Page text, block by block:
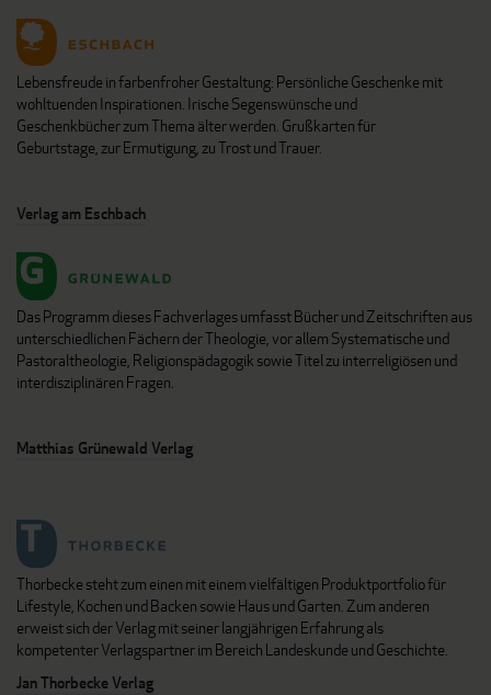
Lebensfreude in farbenfroher Gestaltung: Persönliche Geschenke mit
wohltuenden Inspirationen. Irische Segenswünsche und
Geschenkbücher zum Thema älter werden. Grußkarten für
Geburtstage, zur Ermutigung, zu Trost und Trauer.
Verlag am Eschbach
Das Programm dieses Fachverlages umfasst Bücher und Zeitschriften aus
unterschiedlichen Fächern der Theologie, vor allem Systematische und
Pastoraltheologie, Religionspädagogik sowie Titel zu interreligiösen und
interdisziplinären Fragen.
Matthias Grünewald Verlag
Thorbecke steht zum einen mit einem vielfältigen Produktportfolio für
Lifestyle, Kochen und Backen sowie Haus und Garten. Zum anderen
erweist sich der Verlag mit seiner langjährigen Erfahrung als
kompetenter Verlagspartner im Bereich Landeskunde und Geschichte.
Jan Thorbecke Verlag